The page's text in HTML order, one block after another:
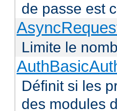
de passe est
Limite le
Définit si les
des modules